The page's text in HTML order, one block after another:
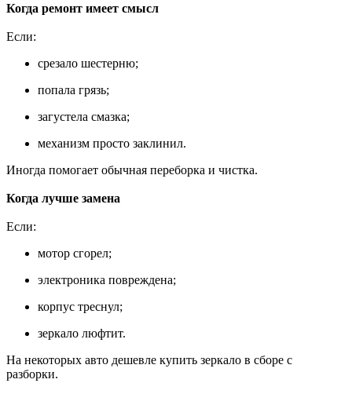
Когда ремонт имеет смысл
Если:
срезало шестерню;
попала грязь;
загустела смазка;
механизм просто заклинил.
Иногда помогает обычная переборка и чистка.
Когда лучше замена
Если:
мотор сгорел;
электроника повреждена;
корпус треснул;
зеркало люфтит.
На некоторых авто дешевле купить зеркало в сборе с
разборки.